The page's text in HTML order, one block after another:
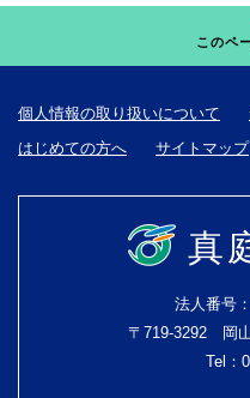
このペ
個人情報の取り扱いについて
はじめての方へ
サイトマップ
真
法人番号
〒719-3292 岡
Tel：